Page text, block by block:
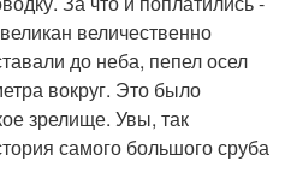
величественно
до неба, пепел осел
вокруг. Это было
зрелище. Увы, так
самого большого сруба